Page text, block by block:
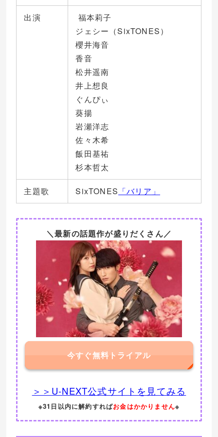
出演
福本莉子
ジェシー（SixTONES）
櫻井海音
香音
松井遥南
井上想良
ぐんぴぃ
葵揚
岩瀬洋志
佐々木希
飯田基祐
杉本哲太
主題歌 SixTONES 「バリア」
＼最新の話題作が盛りだくさん／
今すぐ無料トライアル
＞＞U-NEXT公式サイトを見てみる
※31日以内に解約すればお金はかかりません※